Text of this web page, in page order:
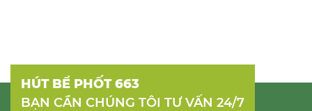
HÚT BỂ PHỐT 663
BẠN CẦN CHÚNG TÔI TƯ VẤN 24/7